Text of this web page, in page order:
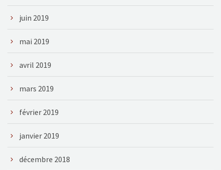
juin 2019
mai 2019
avril 2019
mars 2019
février 2019
janvier 2019
décembre 2018